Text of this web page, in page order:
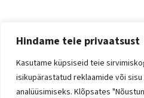
Hindame teie privaatsust
Kasutame küpsiseid teie
isikupärastatud reklaamide või
analüüsimiseks. Klõpsates
Facebook